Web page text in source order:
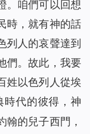
。咱們可以回想
時，就有神的話
列人的哀聲達到
們。故此，我要
姓以色列人從埃
時代的彼得，神
翰的兒子西門，